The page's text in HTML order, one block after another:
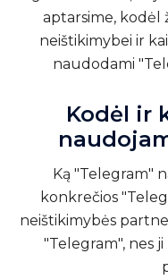
aptarsime, kodėl
neištikimybei ir
naudodami
Kodėl ir
Ką "Telegram"
konkrečios
neištikimybės
"Telegram", nes